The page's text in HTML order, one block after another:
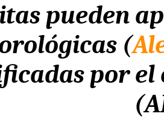
pueden
(
por el